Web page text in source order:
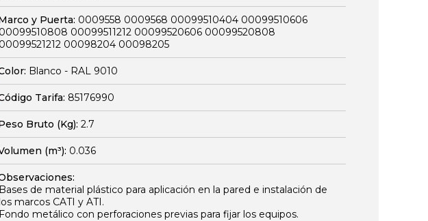
y Puerta: 0009558 0009568 00099510404 00099510606
00099510808 00099511212 00099520606 00099520808
00099521212 00098204 00098205
Blanco - RAL 9010
Tarifa: 85176990
Bruto (Kg): 2.7
(m³): 0.036
Bases de material plástico para aplicación en la pared e instalación de
los marcos CATI y ATI.
Fondo metálico con perforaciones previas para fijar los equipos.